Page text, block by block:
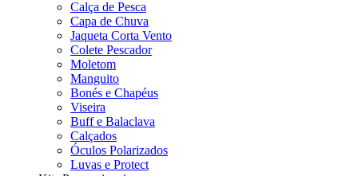
Calça de Pesca
Capa de Chuva
Jaqueta Corta Vento
Colete Pescador
Moletom
Manguito
Bonés e Chapéus
Viseira
Buff e Balaclava
Calçados
Óculos Polarizados
Luvas e Protect